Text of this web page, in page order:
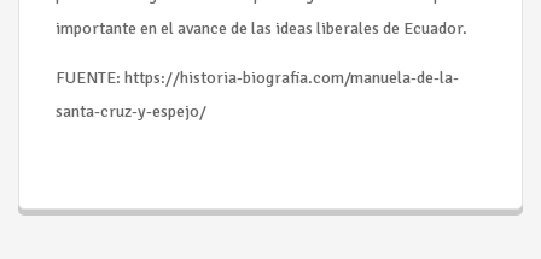
importante en el avance de las ideas liberales de Ecuador.
FUENTE: https://historia-biografia.com/manuela-de-la-
santa-cruz-y-espejo/